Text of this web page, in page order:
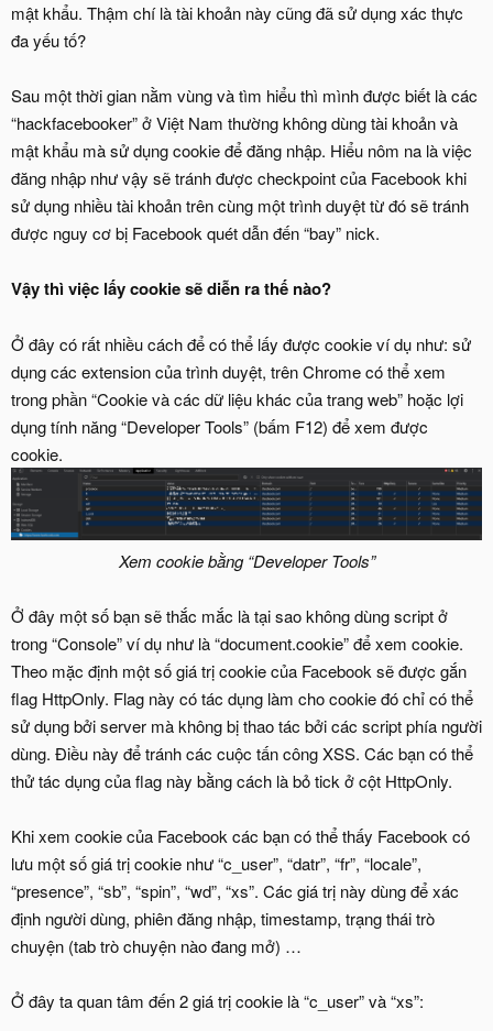
mật khẩu. Thậm chí là tài khoản này cũng đã sử dụng xác thực
đa yếu tố?
Sau một thời gian nằm vùng và tìm hiểu thì mình được biết là các
“hackfacebooker” ở Việt Nam thường không dùng tài khoản và
mật khẩu mà sử dụng cookie để đăng nhập. Hiểu nôm na là việc
đăng nhập như vậy sẽ tránh được checkpoint của Facebook khi
sử dụng nhiều tài khoản trên cùng một trình duyệt từ đó sẽ tránh
được nguy cơ bị Facebook quét dẫn đến “bay” nick.
Vậy thì việc lấy cookie sẽ diễn ra thế nào?
Ở đây có rất nhiều cách để có thể lấy được cookie ví dụ như: sử
dụng các extension của trình duyệt, trên Chrome có thể xem
trong phần “Cookie và các dữ liệu khác của trang web” hoặc lợi
dụng tính năng “Developer Tools” (bấm F12) để xem được
cookie.
Xem cookie bằng “Developer Tools”
Ở đây một số bạn sẽ thắc mắc là tại sao không dùng script ở
trong “Console” ví dụ như là “document.cookie” để xem cookie.
Theo mặc định một số giá trị cookie của Facebook sẽ được gắn
flag HttpOnly. Flag này có tác dụng làm cho cookie đó chỉ có thể
sử dụng bởi server mà không bị thao tác bởi các script phía người
dùng. Điều này để tránh các cuộc tấn công XSS. Các bạn có thể
thử tác dụng của flag này bằng cách là bỏ tick ở cột HttpOnly.
Khi xem cookie của Facebook các bạn có thể thấy Facebook có
lưu một số giá trị cookie như “c_user”, “datr”, “fr”, “locale”,
“presence”, “sb”, “spin”, “wd”, “xs”. Các giá trị này dùng để xác
định người dùng, phiên đăng nhập, timestamp, trạng thái trò
chuyện (tab trò chuyện nào đang mở) …
Ở đây ta quan tâm đến 2 giá trị cookie là “c_user” và “xs”: